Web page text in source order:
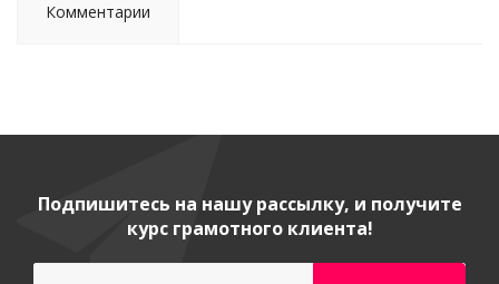
Комментарии
Подпишитесь на нашу рассылку, и получите
курс грамотного клиента!